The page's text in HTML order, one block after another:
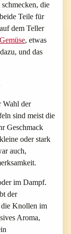
die
Teile für
dem Teller
Gemüse, etwas
und das
Wahl der
sind meist die
Geschmack
oder stark
auch,
im Dampf.
der
die Knollen im
Aroma,